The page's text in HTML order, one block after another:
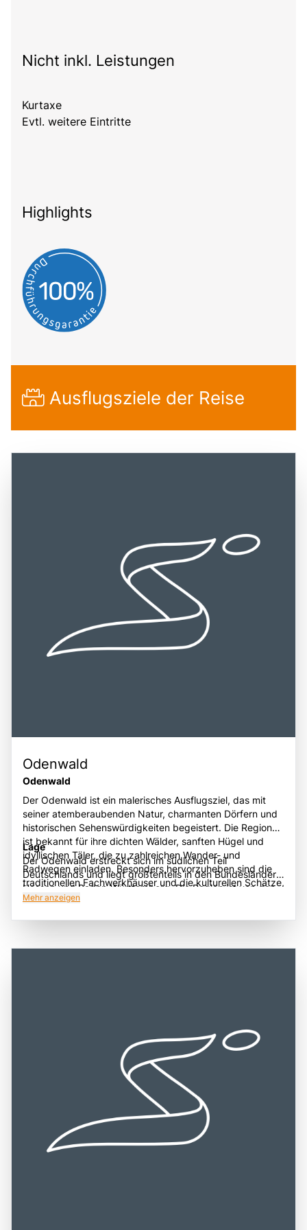
Nicht inkl. Leistungen
Kurtaxe
Evtl. weitere Eintritte
Highlights
Ausflugsziele der Reise
Odenwald
Odenwald
Der Odenwald ist ein malerisches Ausflugsziel, das mit
seiner atemberaubenden Natur, charmanten Dörfern und
historischen Sehenswürdigkeiten begeistert. Die Region
ist bekannt für ihre dichten Wälder, sanften Hügel und
idyllischen Täler, die zu zahlreichen Wander- und
Radwegen einladen. Besonders hervorzuheben sind die
traditionellen Fachwerkhäuser und die kulturellen Schätze,
wie die beeindruckende Einhardsbasilika in Michelstadt
Handelsweg. Besucher sollten sich die Gelegenheit nicht
Lage
Der Odenwald erstreckt sich im südlichen Teil
Deutschlands und liegt größtenteils in den Bundesländern
Hessen und Baden-Württemberg. Die Region ist von den
Städten Heidelberg, Darmstadt und Aschaffenburg
Mehr anzeigen